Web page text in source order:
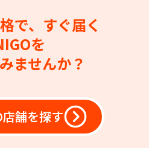
で、すぐ届く
を
ませんか？
舗を探す